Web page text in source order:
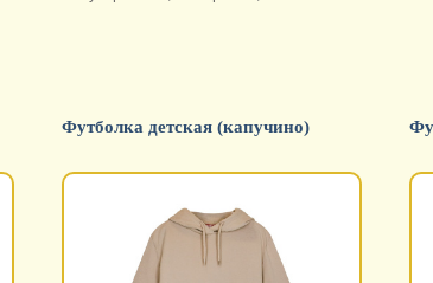
Футболка детская (капучино)